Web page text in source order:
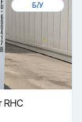
Б/У